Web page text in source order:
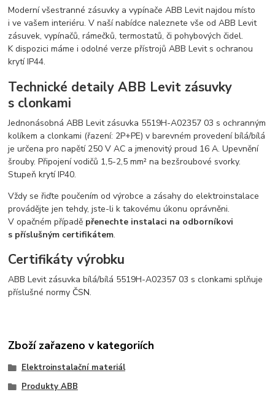
Moderní všestranné zásuvky a vypínače ABB Levit najdou místo
i ve vašem interiéru. V naší nabídce naleznete vše od ABB Levit
zásuvek, vypínačů, rámečků, termostatů, či pohybových čidel.
K dispozici máme i odolné verze přístrojů ABB Levit s ochranou
krytí IP44.
Technické detaily ABB Levit zásuvky
s clonkami
Jednonásobná ABB Levit zásuvka 5519H-A02357 03 s ochranným
kolíkem a clonkami (řazení: 2P+PE) v barevném provedení bílá/bílá
je určena pro napětí 250 V AC a jmenovitý proud 16 A. Upevnění
šrouby. Připojení vodičů 1,5-2,5 mm² na bezšroubové svorky.
Stupeň krytí IP40.
Vždy se řiďte poučením od výrobce a zásahy do elektroinstalace
provádějte jen tehdy, jste-li k takovému úkonu oprávněni.
V opačném případě přenechte instalaci na odborníkovi
s příslušným certifikátem.
Certifikáty výrobku
ABB Levit zásuvka bílá/bílá 5519H-A02357 03 s clonkami splňuje
příslušné normy ČSN.
Zboží zařazeno v kategoriích
Elektroinstalační materiál
Produkty ABB